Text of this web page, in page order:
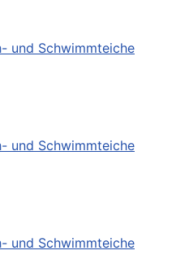
und Schwimmteiche
und Schwimmteiche
und Schwimmteiche